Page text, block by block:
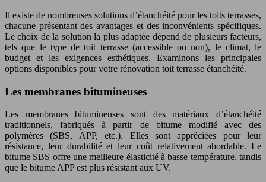
Il existe de nombreuses solutions d’étanchéité pour les toits terrasses,
chacune présentant des avantages et des inconvénients spécifiques.
Le choix de la solution la plus adaptée dépend de plusieurs facteurs,
tels que le type de toit terrasse (accessible ou non), le climat, le
budget et les exigences esthétiques. Examinons les principales
options disponibles pour votre rénovation toit terrasse étanchéité.
Les membranes bitumineuses
Les membranes bitumineuses sont des matériaux d’étanchéité
traditionnels, fabriqués à partir de bitume modifié avec des
polymères (SBS, APP, etc.). Elles sont appréciées pour leur
résistance, leur durabilité et leur coût relativement abordable. Le
bitume SBS offre une meilleure élasticité à basse température, tandis
que le bitume APP est plus résistant aux UV.